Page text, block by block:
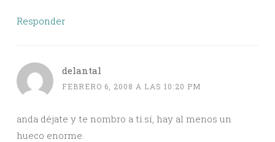
Responder
delantal
FEBRERO 6, 2008 A LAS 10:20 PM
anda déjate y te nombro a tí.sí, hay al menos un
hueco enorme.